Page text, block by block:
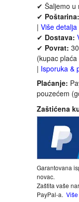
✔ Šaljemo u
✔ Poštarina:
| Više detalja
✔ Dostava:
✔ Povrat:
(kupac
| Isporuka &
Plaćanje:
pouzećem
Zaštićena
Garantovana
novac.
Zaštita vaše
PayPal-a.